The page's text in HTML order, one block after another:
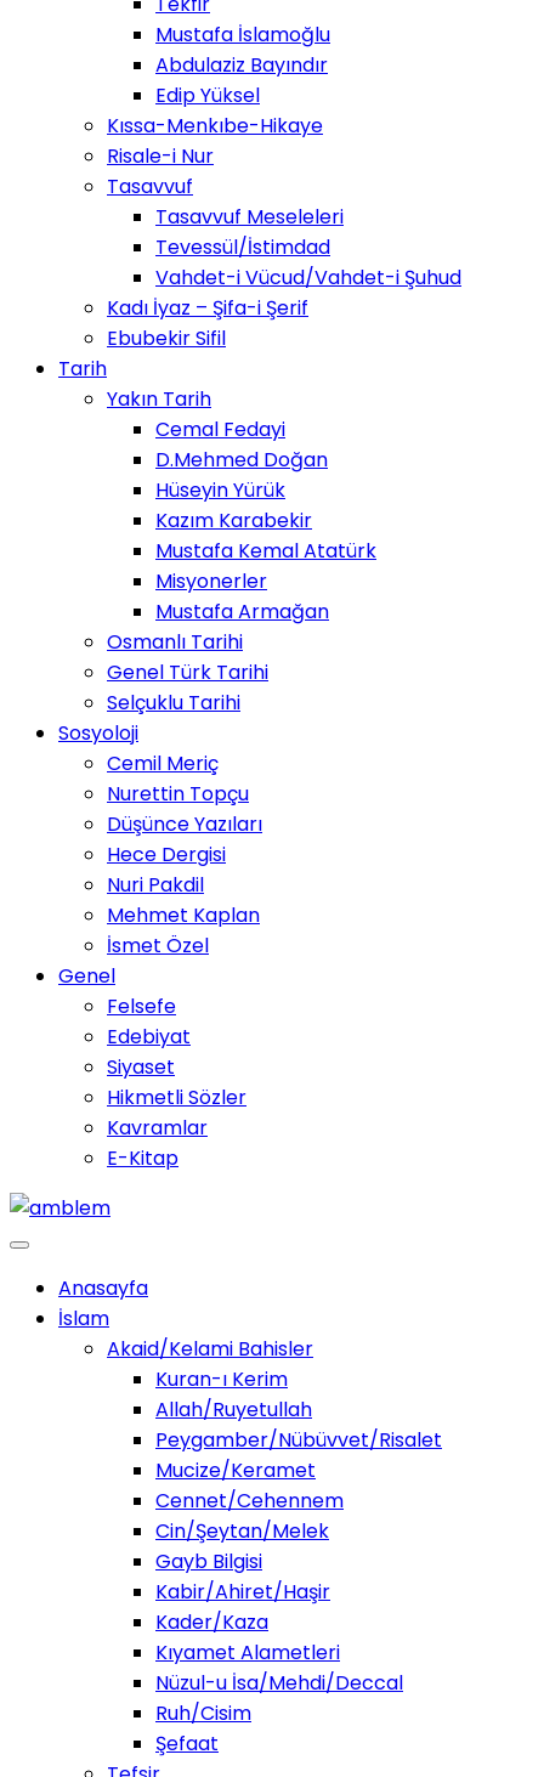
Mustafa İslamoğlu
Abdulaziz Bayındır
Edip Yüksel
Kıssa-Menkıbe-Hikaye
Risale-i Nur
Tasavvuf
Tasavvuf Meseleleri
Tevessül/İstimdad
Vahdet-i Vücud/Vahdet-i Şuhud
Kadı İyaz – Şifa-i Şerif
Ebubekir Sifil
Tarih
Yakın Tarih
Cemal Fedayi
D.Mehmed Doğan
Hüseyin Yürük
Kazım Karabekir
Mustafa Kemal Atatürk
Misyonerler
Mustafa Armağan
Osmanlı Tarihi
Genel Türk Tarihi
Selçuklu Tarihi
Sosyoloji
Cemil Meriç
Nurettin Topçu
Düşünce Yazıları
Hece Dergisi
Nuri Pakdil
Mehmet Kaplan
İsmet Özel
Genel
Felsefe
Edebiyat
Siyaset
Hikmetli Sözler
Kavramlar
E-Kitap
Anasayfa
İslam
Akaid/Kelami Bahisler
Kuran-ı Kerim
Allah/Ruyetullah
Peygamber/Nübüvvet/Risalet
Mucize/Keramet
Cennet/Cehennem
Cin/Şeytan/Melek
Gayb Bilgisi
Kabir/Ahiret/Haşir
Kader/Kaza
Kıyamet Alametleri
Nüzul-u İsa/Mehdi/Deccal
Ruh/Cisim
Şefaat